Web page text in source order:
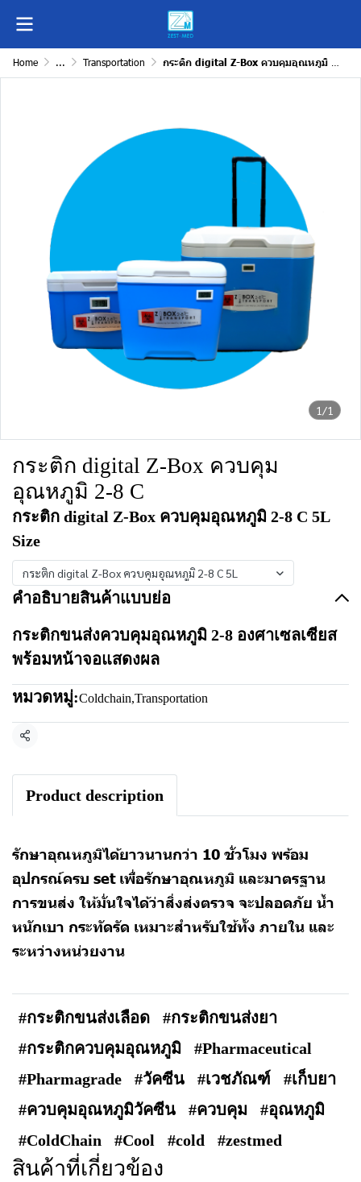
Home ... Transportation กระติก digital Z-Box ควบคุมอุณหภูมิ 2-8 C
1/1
กระติก digital Z-Box ควบคุม
อุณหภูมิ 2-8 C
กระติก digital Z-Box ควบคุมอุณหภูมิ 2-8 C 5L
Size
กระติก digital Z-Box ควบคุมอุณหภูมิ 2-8 C 5L
คำอธิบายสินค้าแบบย่อ
กระติกขนส่งควบคุมอุณหภูมิ 2-8 องศาเซลเซียส
พร้อมหน้าจอแสดงผล
หมวดหมู่:Coldchain,Transportation
แชร์
Product description
รักษาอุณหภูมิได้ยาวนานกว่า 10 ชั่วโมง พร้อม
อุปกรณ์ครบ set เพื่อรักษาอุณหภูมิ และมาตรฐาน
การขนส่ง ให้มั่นใจได้ว่าสิ่งส่งตรวจ จะปลอดภัย น้ำ
หนักเบา กระทัดรัด เหมาะสำหรับใช้ทั้ง ภายใน และ
ระหว่างหน่วยงาน
#กระติกขนส่งเลือด
#กระติกขนส่งยา
#กระติกควบคุมอุณหภูมิ
#Pharmaceutical
#Pharmagrade
#วัคซีน #เวชภัณฑ์
#เก็บยา
#ควบคุมอุณหภูมิวัคซีน
#ควบคุม
#อุณหภูมิ
#ColdChain
#Cool #cold #zestmed
สินค้าที่เกี่ยวข้อง